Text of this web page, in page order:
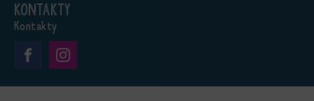
Kontakty
Kontakty